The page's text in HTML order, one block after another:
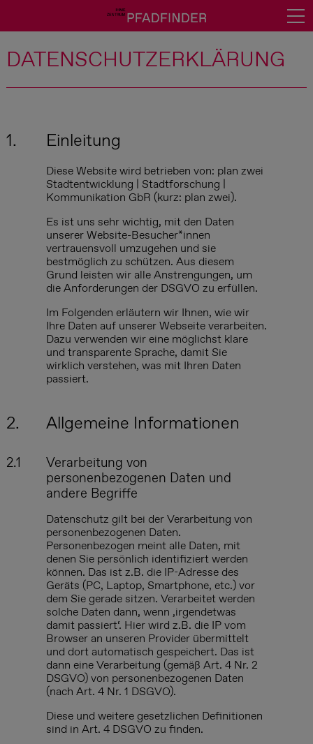
Deine Meinung?
Presse
Downloads / Verweise
Kontakt
Impressum
DATENSCHUTZ­ERKLÄRUNG
1. Einleitung
Diese Website wird betrieben von: plan zwei
Stadtentwicklung | Stadtforschung |
Kommunikation GbR (kurz: plan zwei).
Es ist uns sehr wichtig, mit den Daten
unserer Website-Besucher*innen
vertrauensvoll umzugehen und sie
bestmöglich zu schützen. Aus diesem
Grund leisten wir alle Anstrengungen, um
die Anforderungen der DSGVO zu erfüllen.
Im Folgenden erläutern wir Ihnen, wie wir
Ihre Daten auf unserer Webseite verarbeiten.
Dazu verwenden wir eine möglichst klare
und transparente Sprache, damit Sie
wirklich verstehen, was mit Ihren Daten
passiert.
2. Allgemeine Informationen
2.1
Verarbeitung von
personenbezogenen Daten und
andere Begriffe
Datenschutz gilt bei der Verarbeitung von
personenbezogenen Daten.
Personenbezogen meint alle Daten, mit
denen Sie persönlich identifiziert werden
können. Das ist z.B. die IP-Adresse des
Geräts (PC, Laptop, Smartphone, etc.) vor
dem Sie gerade sitzen. Verarbeitet werden
solche Daten dann, wenn ‚irgendetwas
damit passiert‘. Hier wird z.B. die IP vom
Browser an unseren Provider übermittelt
und dort automatisch gespeichert. Das ist
dann eine Verarbeitung (gemäß Art. 4 Nr. 2
DSGVO) von personenbezogenen Daten
(nach Art. 4 Nr. 1 DSGVO).
Diese und weitere gesetzlichen Definitionen
sind in Art. 4 DSGVO zu finden.